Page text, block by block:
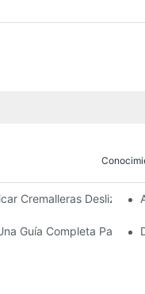
Cremalleras
Guía Completa Para Su